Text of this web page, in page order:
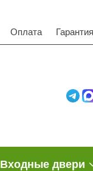
Оплата Гарантия
Входные двери